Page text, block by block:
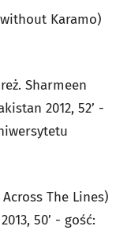
without Karamo)
Sharmeen
2012, 52’ -
The Lines)
50’ - gość: